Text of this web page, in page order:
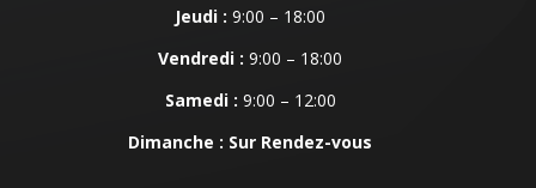
Jeudi : 9:00 – 18:00
Vendredi : 9:00 – 18:00
Samedi : 9:00 – 12:00
Dimanche : Sur Rendez-vous